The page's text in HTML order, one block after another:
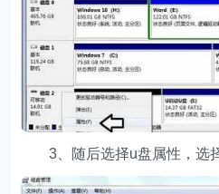
3、随后选择u盘属性，选择